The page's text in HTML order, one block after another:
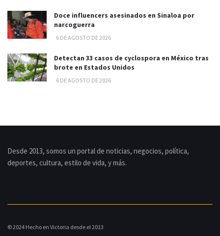
Doce influencers asesinados en Sinaloa por
narcoguerra
6 DE AGOSTO DE 2026
Detectan 33 casos de cyclospora en México tras
brote en Estados Unidos
6 DE AGOSTO DE 2026
Desde 2013, somos un portal de noticias, negocios, política,
deportes, cultura, estilo de vida, y más.
© 2024 Hecho en Victoria desde el 2013